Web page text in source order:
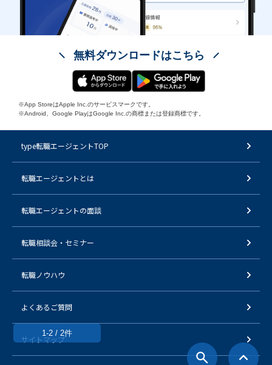
1-2 / 2件
無料ダウンロードはこちら
※App StoreはApple Inc.のサービスマークです。
※Android、Google PlayはGoogle Inc.の商標または登録商標です。
type転職エージェントTOP
転職エージェントとは
転職エージェントの面談
転職相談会・セミナー
転職ノウハウ
よくあるご質問
サイトマップ